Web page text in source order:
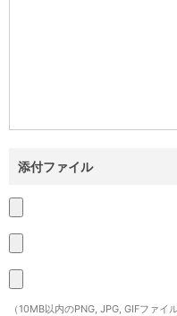
添付ファイル
（10MB以内のPNG, JPG, GIFファイ